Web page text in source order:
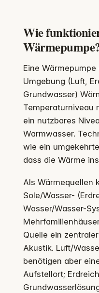
Wie
Eine
Umgebung (Luft,
Grundwasser)
Temperaturniveau
ein nutzbares
Warmwasser.
wie ein
dass die Wärme
Als Wärmequellen
Sole/Wasser-
Wasser/Wasser-
Quelle ein
Akustik. Luft/
benötigen aber
Aufstellort;